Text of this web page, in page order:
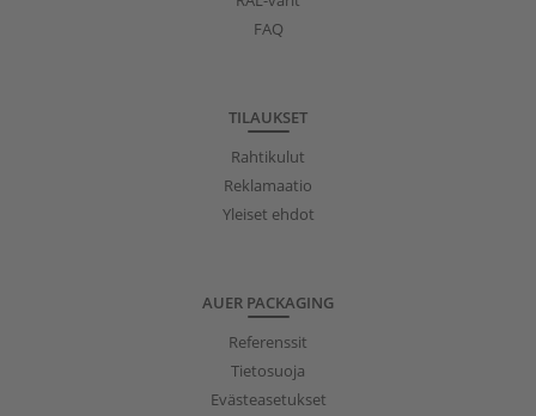
FAQ
TILAUKSET
Rahtikulut
Reklamaatio
Yleiset ehdot
AUER PACKAGING
Referenssit
Tietosuoja
Evästeasetukset